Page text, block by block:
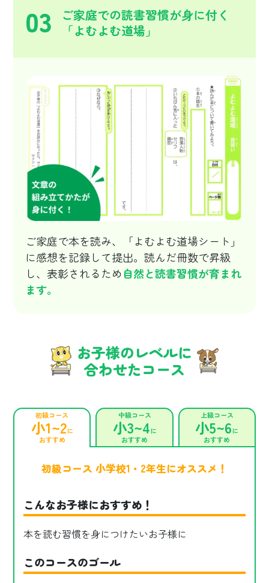
03
ご家庭での読書習慣が身に付く
「よむよむ道場」
ご家庭で本を読み、「よむよむ道場シート」
に感想を記録して提出。読んだ冊数で昇級
し、表彰されるため自然と読書習慣が育まれ
ます。
お子様のレベルに
合わせたコース
初級コース
小1~2に
おすすめ
中級コース
小3~4に
おすすめ
上級コース
小5~6に
おすすめ
初級コース 小学校1・2年生にオススメ！
こんなお子様におすすめ！
本を読む習慣を身につけたいお子様に
このコースのゴール